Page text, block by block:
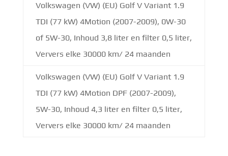
Volkswagen (VW) (EU) Golf V Variant 1.9
TDI (77 kW) 4Motion (2007-2009), 0W-30
of 5W-30, Inhoud 3,8 liter en filter 0,5 liter,
Ververs elke 30000 km/ 24 maanden
Volkswagen (VW) (EU) Golf V Variant 1.9
TDI (77 kW) 4Motion DPF (2007-2009),
5W-30, Inhoud 4,3 liter en filter 0,5 liter,
Ververs elke 30000 km/ 24 maanden